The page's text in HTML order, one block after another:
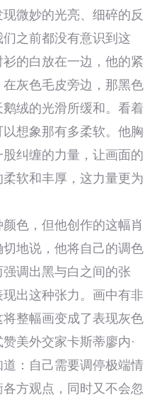
微妙的光亮、细碎的反
之前都没有意识到这
的白放在一边，他的紧
灰色毛皮旁边，那黑色
绒的光滑所缓和。看着
想象那有多柔软。他胸
纠缠的力量，让画面的
软和丰厚，这力量更为
色，但他创作的这幅肖
地说，他将自己的调色
调出黑与白之间的张
出这种张力。画中有非
整幅画变成了表现灰色
美外交家卡斯蒂廖内·
：自己需要调停极端情
方观点，同时又不会忽